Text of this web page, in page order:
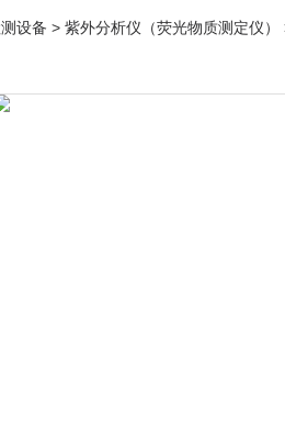
设备 > 紫外分析仪（荧光物质测定仪）